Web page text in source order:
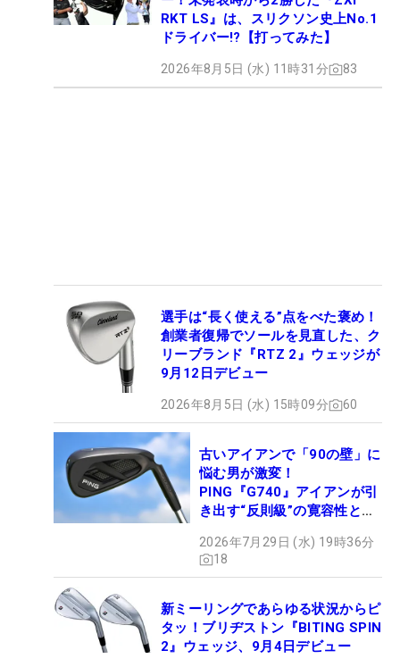
RKT LS』は、スリクソン史上No.1
ドライバー!?【打ってみた】
2026年8月5日 (水) 11時31分 83
選手は“長く使える”点をべた褒め！
創業者復帰でソールを見直した、ク
リーブランド『RTZ 2』ウェッジが
9月12日デビュー
2026年8月5日 (水) 15時09分 60
古いアイアンで「90の壁」に
悩む男が激変！
PING『G740』アイアンが引
き出す“反則級”の寛容性と飛
2026年7月29日 (水) 19時36分
18
新ミーリングであらゆる状況からピ
タッ！ブリヂストン『BITING SPIN
2』ウェッジ、9月4日デビュー